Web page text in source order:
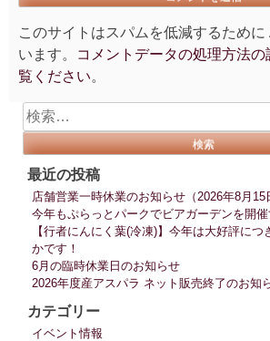
このサイトはスパムを低減するために
います。
コメントデータの処理方法
覧ください。
検
索:
最近の投稿
店舗営業一時休業のお知らせ（2026年8月15
今年もぷらっとパークでビアガーデンを開
【行者にんにく葉(冷凍)】今年は大好評に
かです！
6月の臨時休業日のお知らせ
2026年度産アスパラ ネット販売終了のお知
カテゴリー
イベント情報